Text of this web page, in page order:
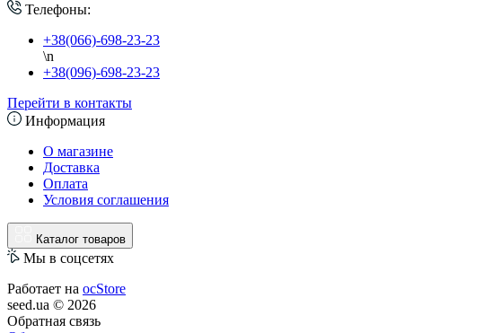
Телефоны:
+38(066)-698-23-23
\n
+38(096)-698-23-23
Перейти в контакты
Информация
О магазине
Доставка
Оплата
Условия соглашения
Каталог товаров
Мы в соцсетях
Работает на ocStore
seed.ua © 2026
Обратная связь